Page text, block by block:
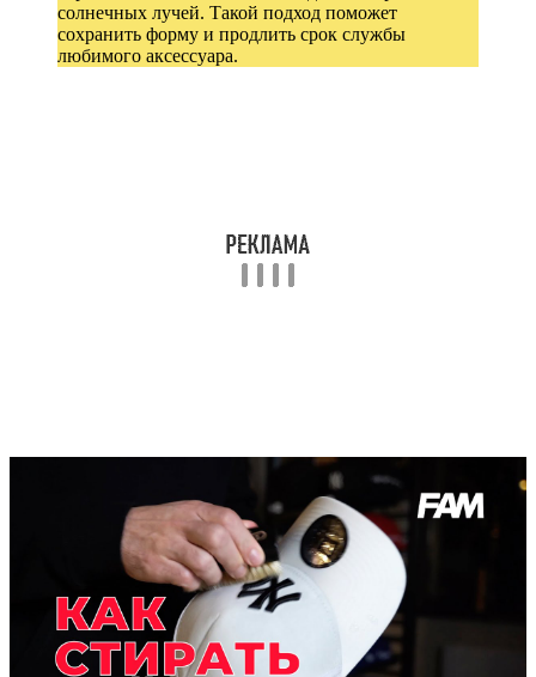
солнечных лучей. Такой подход поможет
сохранить форму и продлить срок службы
любимого аксессуара.